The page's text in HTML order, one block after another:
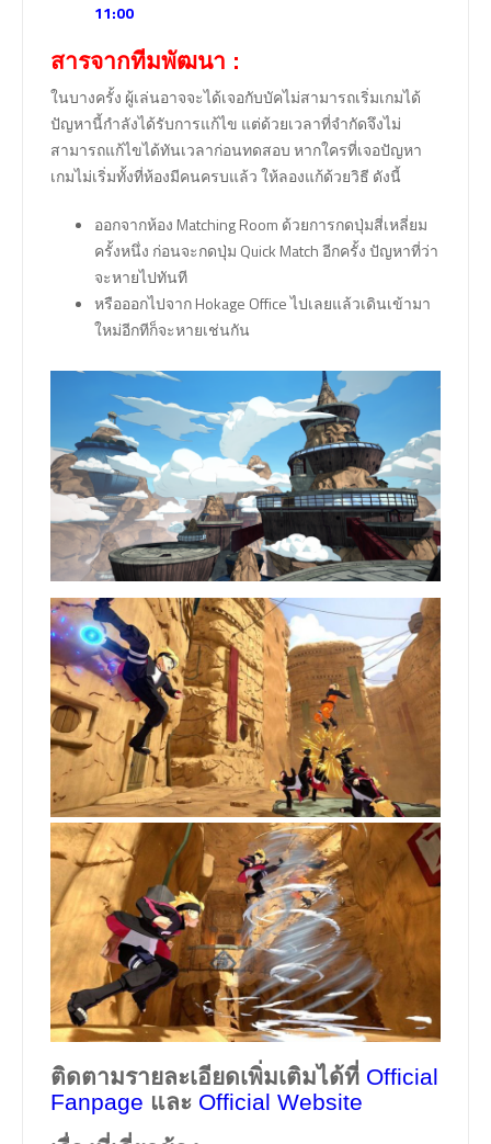
11:00
สารจากทีมพัฒนา :
ในบางครั้ง ผู้เล่นอาจจะได้เจอกับบัคไม่สามารถเริ่มเกมได้
ปัญหานี้กำลังได้รับการแก้ไข แต่ด้วยเวลาที่จำกัดจึงไม่
สามารถแก้ไขได้ทันเวลาก่อนทดสอบ หากใครที่เจอปัญหา
เกมไม่เริ่มทั้งที่ห้องมีคนครบแล้ว ให้ลองแก้ด้วยวิธี ดังนี้
ออกจากห้อง Matching Room ด้วยการกดปุ่มสี่เหลี่ยม
ครั้งหนึ่ง ก่อนจะกดปุ่ม Quick Match อีกครั้ง ปัญหาที่ว่า
จะหายไปทันที
หรือออกไปจาก Hokage Office ไปเลยแล้วเดินเข้ามา
ใหม่อีกทีก็จะหายเช่นกัน
ติดตามรายละเอียดเพิ่มเติมได้ที่ Official
Fanpage และ Official Website